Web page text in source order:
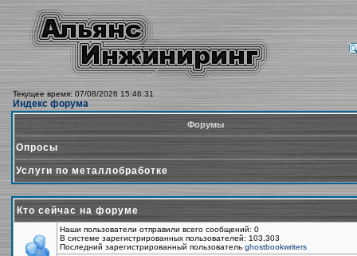
Текущее время: 07/08/2026 15:46:31
Индекс форума
Форумы
Опросы
Услуги по металлобработке
Кто сейчас на форуме
Наши пользователи отправили всего сообщений: 0
В системе зарегистрированных пользователей: 103,303
Последний зарегистрированный пользователь ghostbookwriters